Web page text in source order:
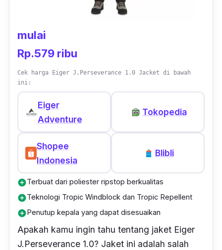
mengemas jaket di bagian dalamnya.
mulai
Rp.579 ribu
Cek harga Eiger J.Perseverance 1.0 Jacket di bawah
ini:
Eiger
Adventure
Tokopedia
Shopee
Indonesia
Blibli
add_circleTerbuat dari poliester ripstop berkualitas
add_circleTeknologi Tropic Windblock dan Tropic Repellent
add_circle Penutup kepala yang dapat disesuaikan
Apakah kamu ingin tahu tentang jaket Eiger
J.Perseverance 1.0? Jaket ini adalah salah